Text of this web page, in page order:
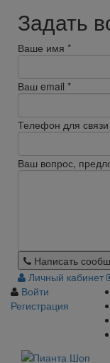
Задать
Ваше имя *
Ваш email *
Телефон для связи
Ваш вопрос,
Написать
Личный кабинет
Войти
Регистрация